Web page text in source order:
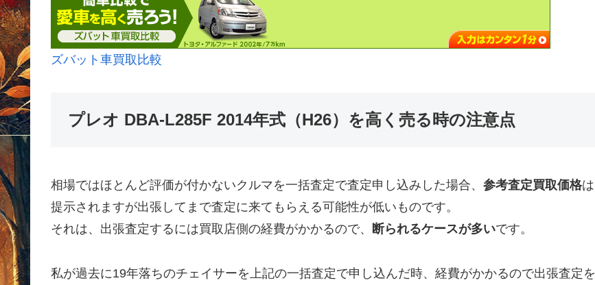
ズバット車買取比較
プレオ DBA-L285F 2014年式（H26）を高く売る時の注意点
相場ではほとんど評価が付かないクルマを一括査定で査定申し込みした場合、 参考査定買取価格は
提示されますが出張してまで査定に来てもらえる可能性が低いものです。
それは、出張査定するには買取店側の経費がかかるので、 断られるケースが多いです。
私が過去に19年落ちのチェイサーを上記の一括査定で申し込んだ時、経費がかかるので出張査定を